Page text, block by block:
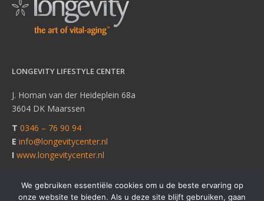
LONGEVITY LIFESTYLE CENTER
J. Homan van der Heideplein 68a
3604 DK Maarssen
T 0346 – 76 90 94
E info@longevitycenter.nl
I www.longevitycenter.nl
We gebruiken essentiële cookies om u de beste ervaring op
onze website te bieden. Als u deze site blijft gebruiken, gaan